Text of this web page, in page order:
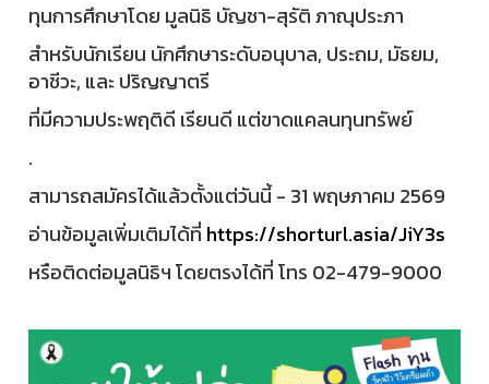
ทุนการศึกษาโดย มูลนิธิ บัญชา-สุรัติ ภาณุประภา
สำหรับนักเรียน นักศึกษาระดับอนุบาล, ประถม, มัธยม,
อาชีวะ, และ ปริญญาตรี
ที่มีความประพฤติดี เรียนดี แต่ขาดแคลนทุนทรัพย์
.
สามารถสมัครได้แล้วตั้งแต่วันนี้ - 31 พฤษภาคม 2569
อ่านข้อมูลเพิ่มเติมได้ที่ https://shorturl.asia/JiY3s
หรือติดต่อมูลนิธิฯ โดยตรงได้ที่ โทร 02-479-9000